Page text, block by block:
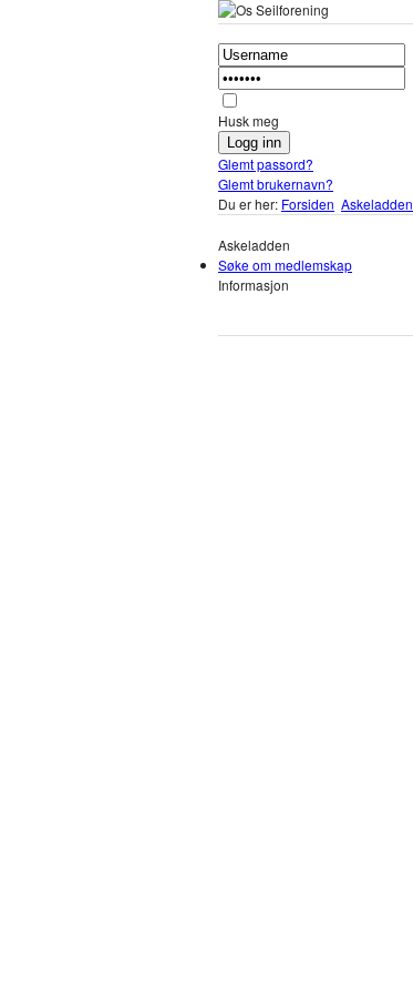
Husk meg
Glemt passord?
Glemt brukernavn?
Du er her: Forsiden Askeladden
Askeladden
Søke om medlemskap
Informasjon